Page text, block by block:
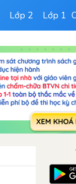
Lớp 2 Lớp 1